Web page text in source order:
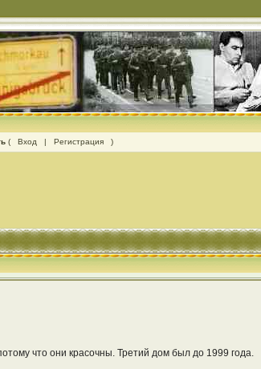
( Вход | Регистрация )
что они красочны. Третий дом был до 1999 года.